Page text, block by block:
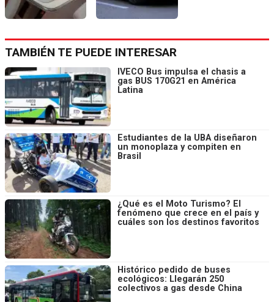
TAMBIÉN TE PUEDE INTERESAR
IVECO Bus impulsa el chasis a
gas BUS 170G21 en América
Latina
Estudiantes de la UBA diseñaron
un monoplaza y compiten en
Brasil
¿Qué es el Moto Turismo? El
fenómeno que crece en el país y
cuáles son los destinos favoritos
Histórico pedido de buses
ecológicos: Llegarán 250
colectivos a gas desde China